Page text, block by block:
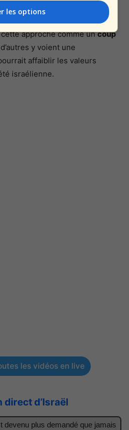
évidence la
morale
en Israël. Alors
approche comme uncoup
y voient une
affaiblir les valeurs
israélienne.
les vidéos en live
direct d’Israël
plus demandé que jamais
les options